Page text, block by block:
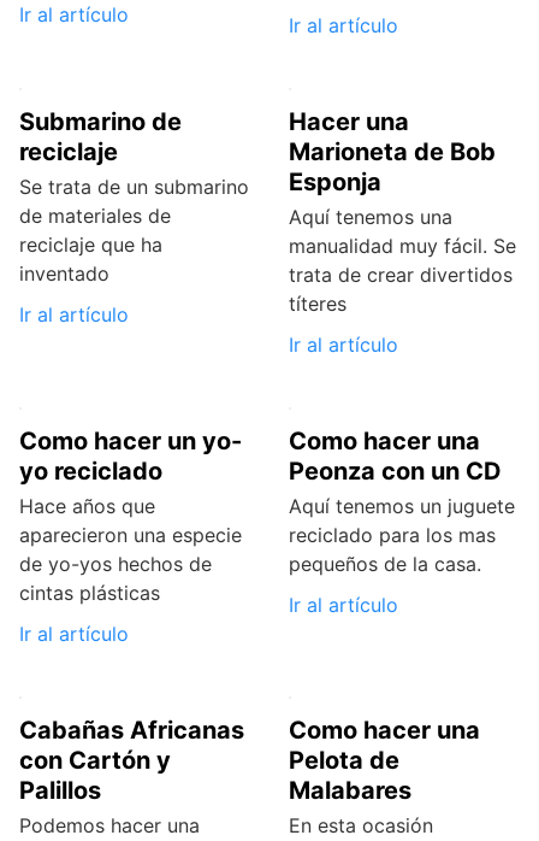
Ir al artículo
Ir al artículo
Submarino de
reciclaje
Se trata de un submarino
de materiales de
reciclaje que ha
inventado
Ir al artículo
Hacer una
Marioneta de Bob
Esponja
Aquí tenemos una
manualidad muy fácil. Se
trata de crear divertidos
títeres
Ir al artículo
Como hacer un yo-
yo reciclado
Hace años que
aparecieron una especie
de yo-yos hechos de
cintas plásticas
Ir al artículo
Como hacer una
Peonza con un CD
Aquí tenemos un juguete
reciclado para los mas
pequeños de la casa.
Ir al artículo
Cabañas Africanas
con Cartón y
Palillos
Podemos hacer una
Como hacer una
Pelota de
Malabares
En esta ocasión